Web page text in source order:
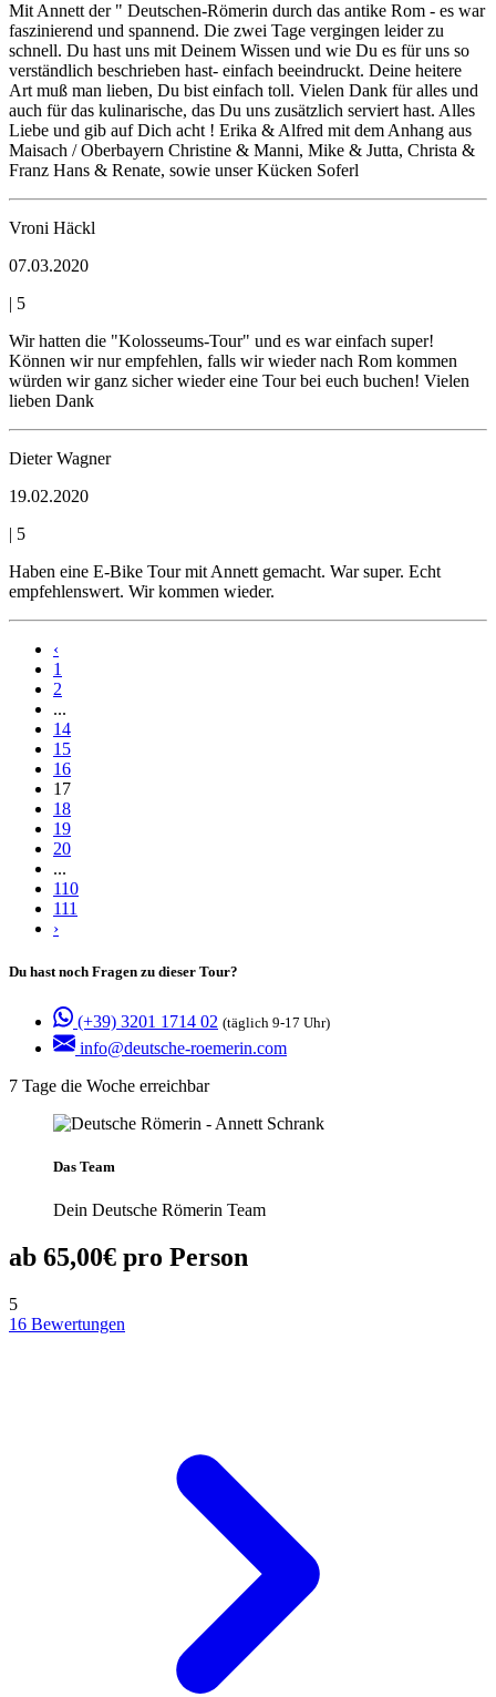
Mit Annett der " Deutschen-Römerin durch das antike Rom - es war
faszinierend und spannend. Die zwei Tage vergingen leider zu
schnell. Du hast uns mit Deinem Wissen und wie Du es für uns so
verständlich beschrieben hast- einfach beeindruckt. Deine heitere
Art muß man lieben, Du bist einfach toll. Vielen Dank für alles und
auch für das kulinarische, das Du uns zusätzlich serviert hast. Alles
Liebe und gib auf Dich acht ! Erika & Alfred mit dem Anhang aus
Maisach / Oberbayern Christine & Manni, Mike & Jutta, Christa &
Franz Hans & Renate, sowie unser Kücken Soferl
Vroni Häckl
07.03.2020
| 5
Wir hatten die "Kolosseums-Tour" und es war einfach super!
Können wir nur empfehlen, falls wir wieder nach Rom kommen
würden wir ganz sicher wieder eine Tour bei euch buchen! Vielen
lieben Dank
Dieter Wagner
19.02.2020
| 5
Haben eine E-Bike Tour mit Annett gemacht. War super. Echt
empfehlenswert. Wir kommen wieder.
‹
1
2
...
14
15
16
17
18
19
20
...
110
111
›
Du hast noch Fragen zu dieser Tour?
(+39) 3201 1714 02 (täglich 9-17 Uhr)
info@deutsche-roemerin.com
7 Tage die Woche erreichbar
Das Team
Dein Deutsche Römerin Team
ab 65,00€ pro Person
5
16 Bewertungen